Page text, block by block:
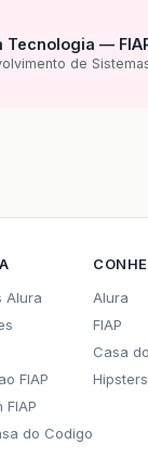
Tecnologia —
de
Alura
FIAP
FIAP
do Codigo
Alura
FIAP
Casa